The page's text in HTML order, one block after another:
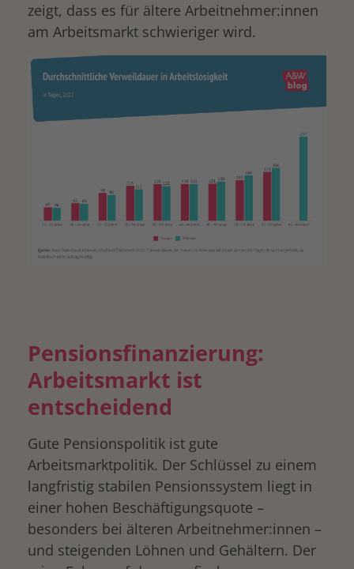
zeigt, dass es für ältere Arbeitnehmer:innen
am Arbeitsmarkt schwieriger wird.
Pensionsfinanzierung:
Arbeitsmarkt ist
entscheidend
Gute Pensionspolitik ist gute
Arbeitsmarktpolitik. Der Schlüssel zu einem
langfristig stabilen Pensionssystem liegt in
einer hohen Beschäftigungsquote –
besonders bei älteren Arbeitnehmer:innen –
und steigenden Löhnen und Gehältern. Der
drucken